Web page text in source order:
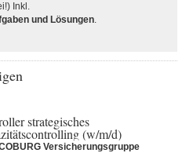
Inkl.
und Lösungen.
strategisches
(w/m/d)
Versicherungsgruppe